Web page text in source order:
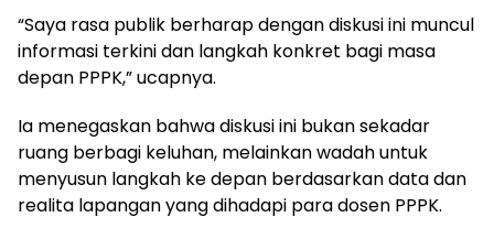
“Saya rasa publik berharap dengan diskusi ini muncul
informasi terkini dan langkah konkret bagi masa
depan PPPK,” ucapnya.
Ia menegaskan bahwa diskusi ini bukan sekadar
ruang berbagi keluhan, melainkan wadah untuk
menyusun langkah ke depan berdasarkan data dan
realita lapangan yang dihadapi para dosen PPPK.